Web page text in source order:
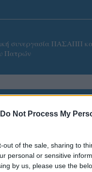
Do Not Process My
out of the sale, sharing to
personal or sensitive
by us, please use the
συνεργασία ΠΑΣΑΠΠ
Πατρών
ΠΕΝΥ
11/03/2026